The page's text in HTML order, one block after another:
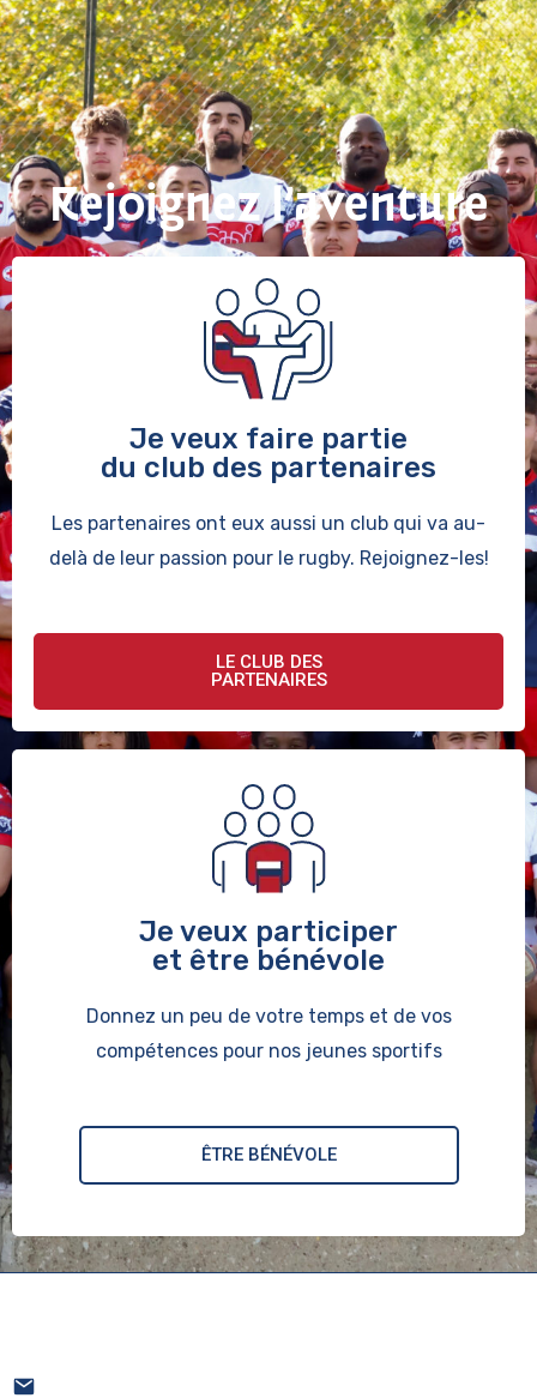
Rejoignez l’aventure
Je veux faire partie
du club des partenaires
Les partenaires ont eux aussi un club qui va au-
delà de leur passion pour le rugby. Rejoignez-les!
LE CLUB DES
PARTENAIRES
Je veux participer
et être bénévole
Donnez un peu de votre temps et de vos
compétences pour nos jeunes sportifs
ÊTRE BÉNÉVOLE